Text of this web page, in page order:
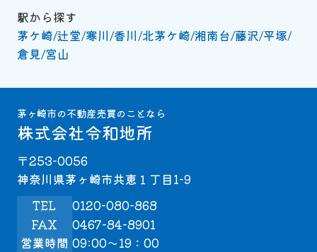
駅から探す
茅ケ崎 辻堂 寒川 香川 北茅ケ崎 湘南台 藤沢 平塚
倉見 宮山
茅ヶ崎市の不動産売買のことなら
株式会社令和地所
〒253-0056
神奈川県茅ヶ崎市共恵１丁目1-9
TEL
0120-080-868
FAX
0467-84-8901
営業時間 09:00～19：00